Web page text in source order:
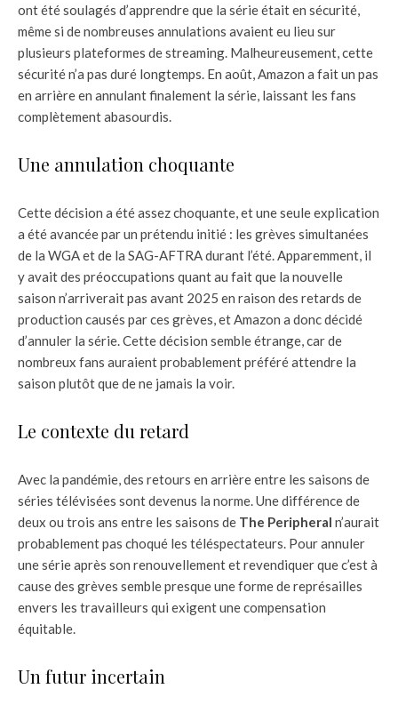
ont été soulagés d’apprendre que la série était en sécurité,
même si de nombreuses annulations avaient eu lieu sur
plusieurs plateformes de streaming. Malheureusement, cette
sécurité n’a pas duré longtemps. En août, Amazon a fait un pas
en arrière en annulant finalement la série, laissant les fans
complètement abasourdis.
Une annulation choquante
Cette décision a été assez choquante, et une seule explication
a été avancée par un prétendu initié : les grèves simultanées
de la WGA et de la SAG-AFTRA durant l’été. Apparemment, il
y avait des préoccupations quant au fait que la nouvelle
saison n’arriverait pas avant 2025 en raison des retards de
production causés par ces grèves, et Amazon a donc décidé
d’annuler la série. Cette décision semble étrange, car de
nombreux fans auraient probablement préféré attendre la
saison plutôt que de ne jamais la voir.
Le contexte du retard
Avec la pandémie, des retours en arrière entre les saisons de
séries télévisées sont devenus la norme. Une différence de
deux ou trois ans entre les saisons de The Peripheral n’aurait
probablement pas choqué les téléspectateurs. Pour annuler
une série après son renouvellement et revendiquer que c’est à
cause des grèves semble presque une forme de représailles
envers les travailleurs qui exigent une compensation
équitable.
Un futur incertain